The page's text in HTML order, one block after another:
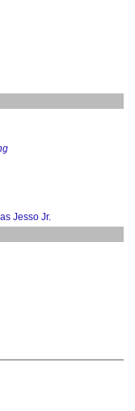
Jesso Jr.